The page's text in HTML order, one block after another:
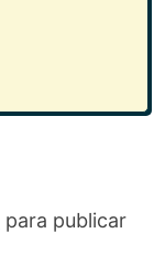
para publicar